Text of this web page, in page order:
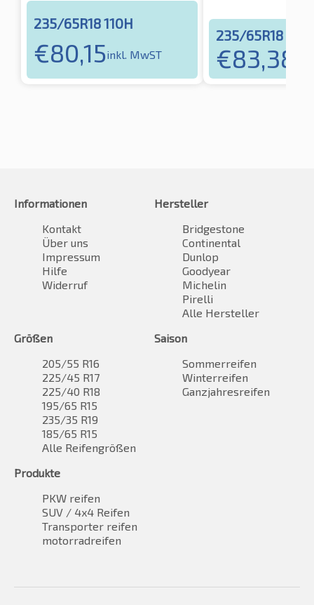
235/65R18 110H
€80,15inkl. MwST
235/65R18
€83,38
Informationen
Kontakt
Über uns
Impressum
Hilfe
Widerruf
Hersteller
Bridgestone
Continental
Dunlop
Goodyear
Michelin
Pirelli
Alle Hersteller
Größen
205/55 R16
225/45 R17
225/40 R18
195/65 R15
235/35 R19
185/65 R15
Alle Reifengrößen
Saison
Sommerreifen
Winterreifen
Ganzjahresreifen
Produkte
PKW reifen
SUV / 4x4 Reifen
Transporter reifen
motorradreifen